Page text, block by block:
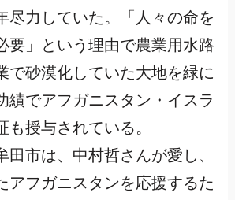
尽力していた。「人々の命を
要」という理由で農業用水路
で砂漠化していた大地を緑に
績でアフガニスタン・イスラ
も授与されている。
田市は、中村哲さんが愛し、
アフガニスタンを応援するた